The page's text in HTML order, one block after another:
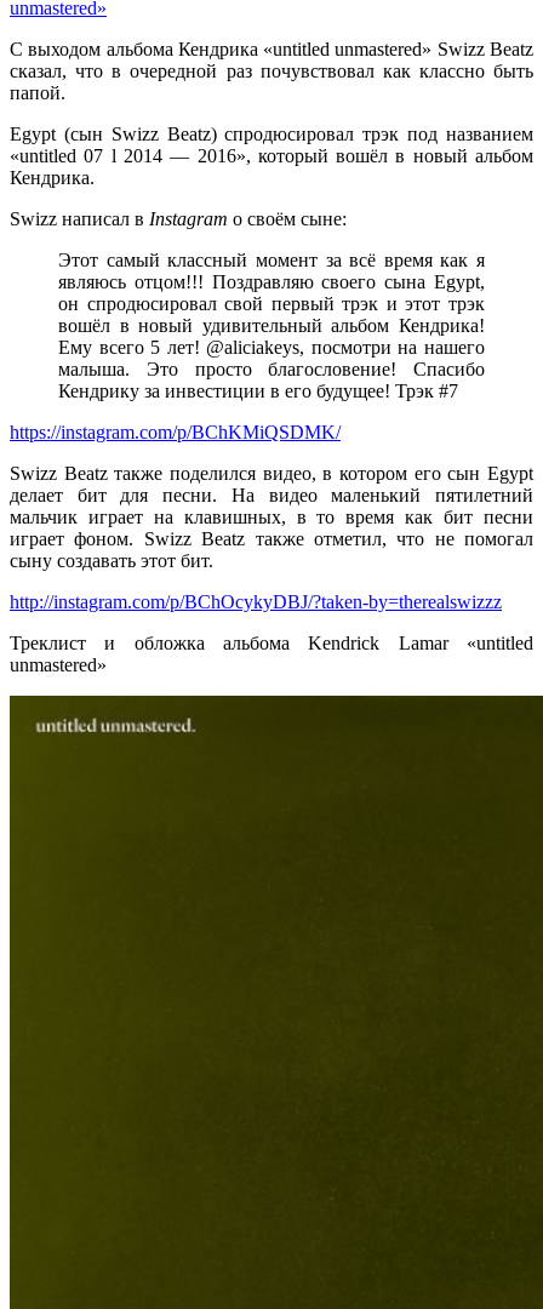
unmastered»
С выходом альбома Кендрика «untitled unmastered» Swizz Beatz
сказал, что в очередной раз почувствовал как классно быть
папой.
Egypt (сын Swizz Beatz) спродюсировал трэк под названием
«untitled 07 l 2014 — 2016», который вошёл в новый альбом
Кендрика.
Swizz написал в Instagram о своём сыне:
Этот самый классный момент за всё время как я
являюсь отцом!!! Поздравляю своего сына Egypt,
он спродюсировал свой первый трэк и этот трэк
вошёл в новый удивительный альбом Кендрика!
Ему всего 5 лет! @aliciakeys, посмотри на нашего
малыша. Это просто благословение! Спасибо
Кендрику за инвестиции в его будущее! Трэк #7
https://instagram.com/p/BChKMiQSDMK/
Swizz Beatzтакже поделился видео, в котором его сынEgypt
делает бит для песни. На видео маленький пятилетний
мальчик играет на клавишных, в то время как бит песни
играет фоном. Swizz Beatz также отметил, что не помогал
сыну создавать этот бит.
http://instagram.com/p/BChOcykyDBJ/?taken-by=therealswizzz
Треклист и обложка альбомаKendrick Lamar «untitled
unmastered»